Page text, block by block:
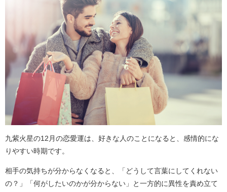
九紫火星の12月の恋愛運は、好きな人のことになると、感情的にな
りやすい時期です。
相手の気持ちが分からなくなると、「どうして言葉にしてくれない
の？」「何がしたいのかが分からない」と一方的に異性を責め立て